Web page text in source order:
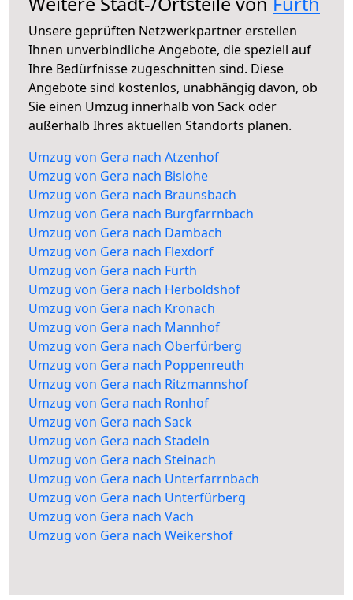
Unsere geprüften Netzwerkpartner erstellen
Ihnen unverbindliche Angebote, die speziell auf
Ihre Bedürfnisse zugeschnitten sind. Diese
Angebote sind kostenlos, unabhängig davon, ob
Sie einen Umzug innerhalb von Sack oder
außerhalb Ihres aktuellen Standorts planen.
Umzug von Gera nach Atzenhof
Umzug von Gera nach Bislohe
Umzug von Gera nach Braunsbach
Umzug von Gera nach Burgfarrnbach
Umzug von Gera nach Dambach
Umzug von Gera nach Flexdorf
Umzug von Gera nach Fürth
Umzug von Gera nach Herboldshof
Umzug von Gera nach Kronach
Umzug von Gera nach Mannhof
Umzug von Gera nach Oberfürberg
Umzug von Gera nach Poppenreuth
Umzug von Gera nach Ritzmannshof
Umzug von Gera nach Ronhof
Umzug von Gera nach Sack
Umzug von Gera nach Stadeln
Umzug von Gera nach Steinach
Umzug von Gera nach Unterfarrnbach
Umzug von Gera nach Unterfürberg
Umzug von Gera nach Vach
Umzug von Gera nach Weikershof